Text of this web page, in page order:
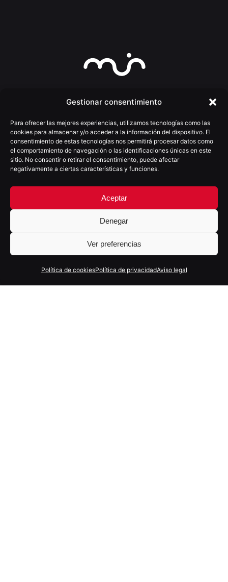
Gestionar consentimiento
Para ofrecer las mejores experiencias, utilizamos tecnologías como las
cookies para almacenar y/o acceder a la información del dispositivo. El
consentimiento de estas tecnologías nos permitirá procesar datos como
el comportamiento de navegación o las identificaciones únicas en este
sitio. No consentir o retirar el consentimiento, puede afectar
negativamente a ciertas características y funciones.
Aceptar
Denegar
Ver preferencias
Política de cookiesPolítica de privacidadAviso legal
(+34) 922 025 755
moio@moioestudio.com
C/Villalba Hervás nº4, 4ºD
38002 - S/C de Tenerife
España
SOMOS PARTNER